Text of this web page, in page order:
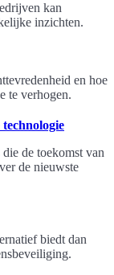
kan
inzichten.
en hoe
te verhogen.
de toekomst van
de nieuwste
biedt dan